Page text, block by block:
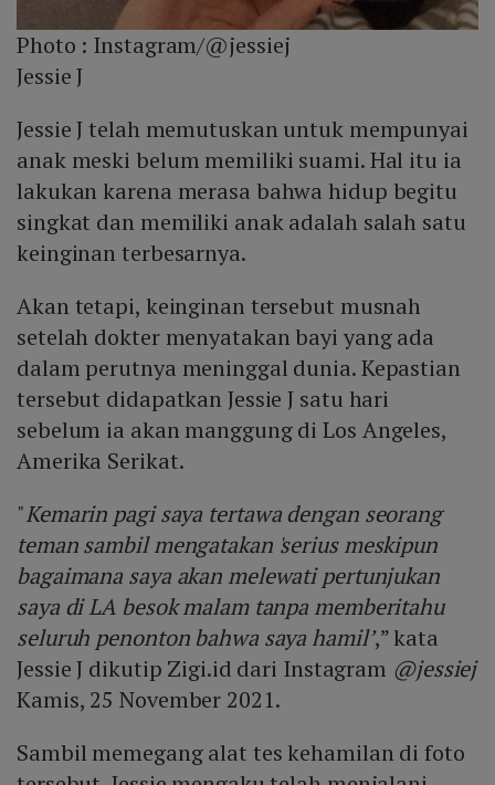
Photo : Instagram/@jessiej
Jessie J
Jessie J telah memutuskan untuk mempunyai
anak meski belum memiliki suami. Hal itu ia
lakukan karena merasa bahwa hidup begitu
singkat dan memiliki anak adalah salah satu
keinginan terbesarnya.
Akan tetapi, keinginan tersebut musnah
setelah dokter menyatakan bayi yang ada
dalam perutnya meninggal dunia. Kepastian
tersebut didapatkan Jessie J satu hari
sebelum ia akan manggung di Los Angeles,
Amerika Serikat.
"Kemarin pagi saya tertawa dengan seorang
teman sambil mengatakan 'serius meskipun
bagaimana saya akan melewati pertunjukan
saya di LA besok malam tanpa memberitahu
seluruh penonton bahwa saya hamil’,” kata
Jessie J dikutip Zigi.id dari Instagram @jessiej
Kamis, 25 November 2021.
Sambil memegang alat tes kehamilan di foto